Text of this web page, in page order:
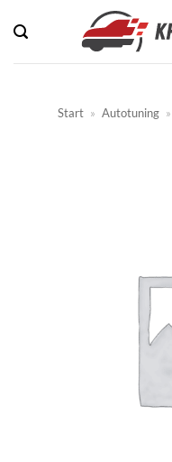
Inhalt
springen
Start » Autotuning »